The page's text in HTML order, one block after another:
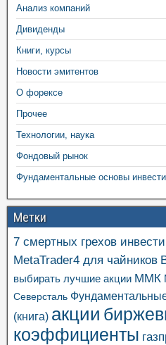
Анализ компаний
Дивиденды
Книги, курсы
Новости эмитентов
О форексе
Прочее
Технологии, наука
Фондовый рынок
Фундаментальные основы
Метки
7 смертных грехов
MetaTrader4 для чайников
выбирать лучшие акции ММК
Северсталь
(книга) акции
коэффициенты